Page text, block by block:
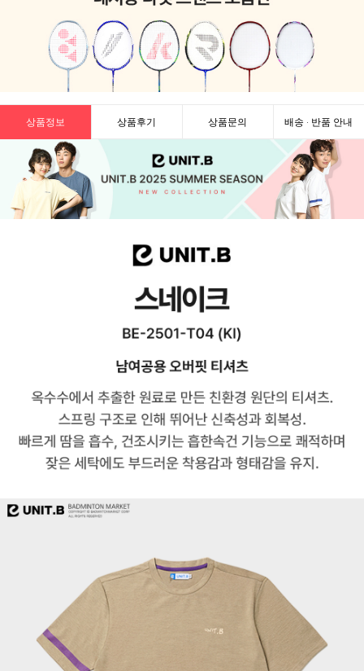
상품정보 상품후기 상품문의 배송 · 반품 안내